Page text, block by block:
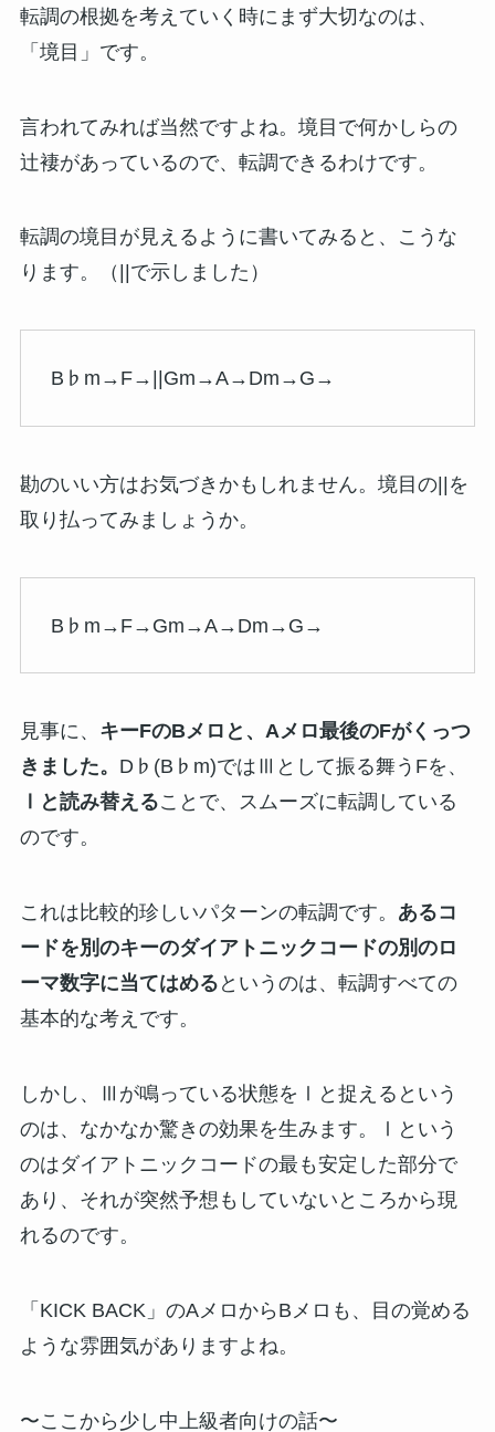
転調の根拠を考えていく時にまず大切なのは、
「境目」です。
言われてみれば当然ですよね。境目で何かしらの
辻褄があっているので、転調できるわけです。
転調の境目が見えるように書いてみると、こうな
ります。（||で示しました）
B♭m→F→||Gm→A→Dm→G→
勘のいい方はお気づきかもしれません。境目の||を
取り払ってみましょうか。
B♭m→F→Gm→A→Dm→G→
見事に、 キーFのBメロと、Aメロ最後のFがくっつ
きました。 D♭(B♭m)ではⅢとして振る舞うFを、
Ⅰと読み替えることで、スムーズに転調している
のです。
これは比較的珍しいパターンの転調です。 あるコ
ードを別のキーのダイアトニックコードの別のロ
ーマ数字に当てはめる というのは、転調すべての
基本的な考えです。
しかし、Ⅲが鳴っている状態をⅠと捉えるという
のは、なかなか驚きの効果を生みます。Ⅰという
のはダイアトニックコードの最も安定した部分で
あり、それが突然予想もしていないところから現
れるのです。
「KICK BACK」のAメロからBメロも、目の覚める
ような雰囲気がありますよね。
〜ここから少し中上級者向けの話〜